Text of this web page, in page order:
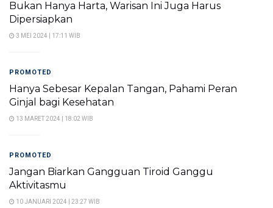
Bukan Hanya Harta, Warisan Ini Juga Harus
Dipersiapkan
3 MEI 2024 | 17:11 WIB
PROMOTED
Hanya Sebesar Kepalan Tangan, Pahami Peran
Ginjal bagi Kesehatan
13 MARET 2024 | 18:02 WIB
PROMOTED
Jangan Biarkan Gangguan Tiroid Ganggu
Aktivitasmu
10 JANUARI 2024 | 23:27 WIB